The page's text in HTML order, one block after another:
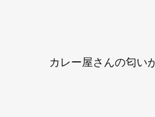
カレー屋さんの匂い